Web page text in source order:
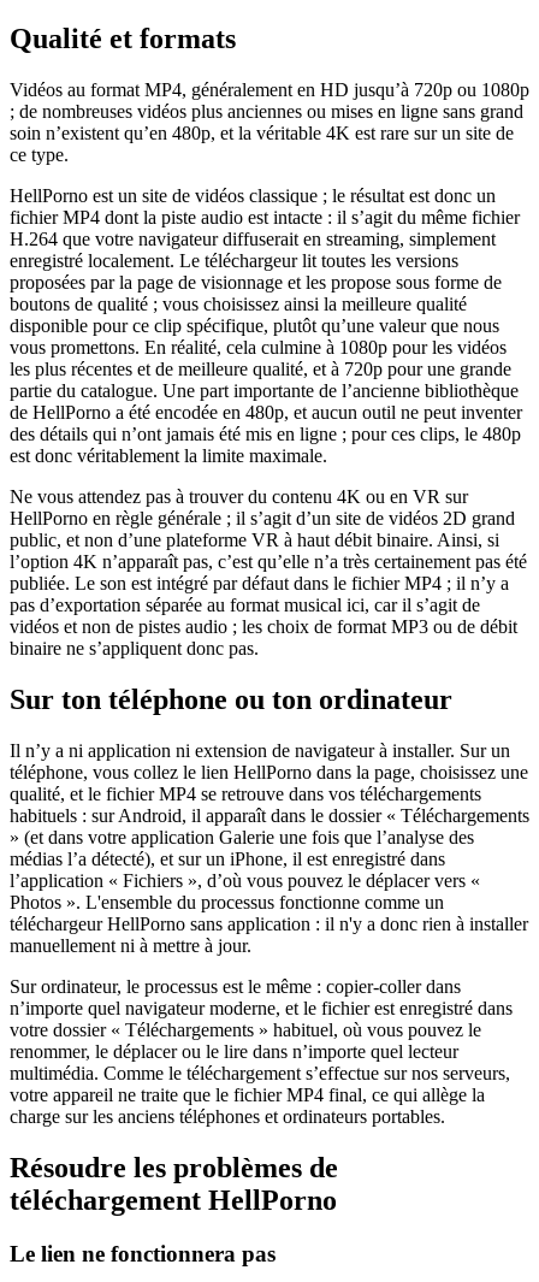
Qualité et formats
Vidéos au format MP4, généralement en HD jusqu’à 720p ou 1080p
; de nombreuses vidéos plus anciennes ou mises en ligne sans grand
soin n’existent qu’en 480p, et la véritable 4K est rare sur un site de
ce type.
HellPorno est un site de vidéos classique ; le résultat est donc un
fichier MP4 dont la piste audio est intacte : il s’agit du même fichier
H.264 que votre navigateur diffuserait en streaming, simplement
enregistré localement. Le téléchargeur lit toutes les versions
proposées par la page de visionnage et les propose sous forme de
boutons de qualité ; vous choisissez ainsi la meilleure qualité
disponible pour ce clip spécifique, plutôt qu’une valeur que nous
vous promettons. En réalité, cela culmine à 1080p pour les vidéos
les plus récentes et de meilleure qualité, et à 720p pour une grande
partie du catalogue. Une part importante de l’ancienne bibliothèque
de HellPorno a été encodée en 480p, et aucun outil ne peut inventer
des détails qui n’ont jamais été mis en ligne ; pour ces clips, le 480p
est donc véritablement la limite maximale.
Ne vous attendez pas à trouver du contenu 4K ou en VR sur
HellPorno en règle générale ; il s’agit d’un site de vidéos 2D grand
public, et non d’une plateforme VR à haut débit binaire. Ainsi, si
l’option 4K n’apparaît pas, c’est qu’elle n’a très certainement pas été
publiée. Le son est intégré par défaut dans le fichier MP4 ; il n’y a
pas d’exportation séparée au format musical ici, car il s’agit de
vidéos et non de pistes audio ; les choix de format MP3 ou de débit
binaire ne s’appliquent donc pas.
Sur ton téléphone ou ton ordinateur
Il n’y a ni application ni extension de navigateur à installer. Sur un
téléphone, vous collez le lien HellPorno dans la page, choisissez une
qualité, et le fichier MP4 se retrouve dans vos téléchargements
habituels : sur Android, il apparaît dans le dossier « Téléchargements
» (et dans votre application Galerie une fois que l’analyse des
médias l’a détecté), et sur un iPhone, il est enregistré dans
l’application « Fichiers », d’où vous pouvez le déplacer vers «
Photos ». L'ensemble du processus fonctionne comme un
téléchargeur HellPorno sans application : il n'y a donc rien à installer
manuellement ni à mettre à jour.
Sur ordinateur, le processus est le même : copier-coller dans
n’importe quel navigateur moderne, et le fichier est enregistré dans
votre dossier « Téléchargements » habituel, où vous pouvez le
renommer, le déplacer ou le lire dans n’importe quel lecteur
multimédia. Comme le téléchargement s’effectue sur nos serveurs,
votre appareil ne traite que le fichier MP4 final, ce qui allège la
charge sur les anciens téléphones et ordinateurs portables.
Résoudre les problèmes de
téléchargement HellPorno
Le lien ne fonctionnera pas